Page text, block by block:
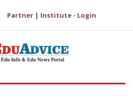
Partner | Institute - Login